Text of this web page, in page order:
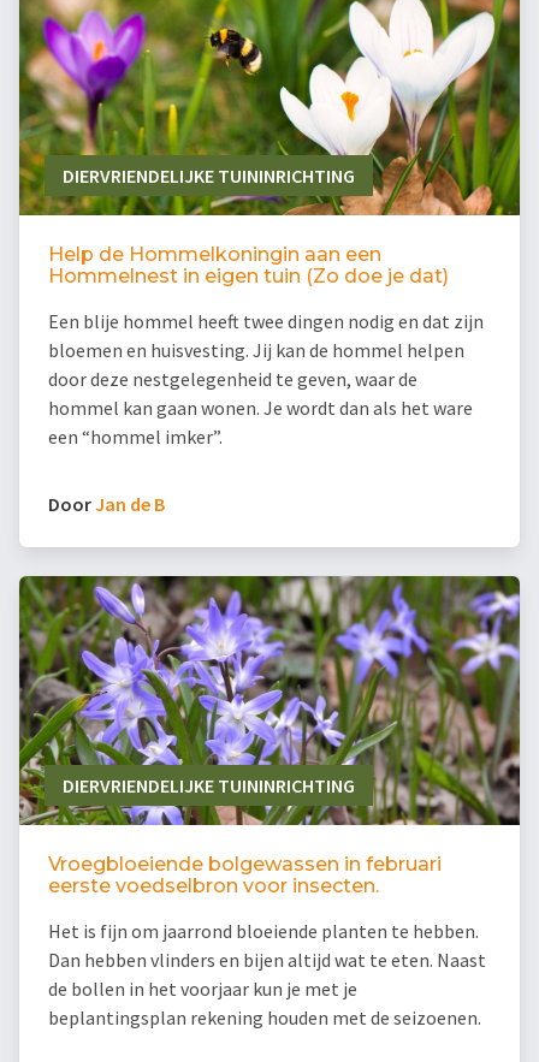
DIERVRIENDELIJKE TUININRICHTING
Help de Hommelkoningin aan een
Hommelnest in eigen tuin (Zo doe je dat)
Een blije hommel heeft twee dingen nodig en dat zijn
bloemen en huisvesting. Jij kan de hommel helpen
door deze nestgelegenheid te geven, waar de
hommel kan gaan wonen. Je wordt dan als het ware
een “hommel imker”.
DoorJan de B
DIERVRIENDELIJKE TUININRICHTING
Vroegbloeiende bolgewassen in februari
eerste voedselbron voor insecten.
Het is fijn om jaarrond bloeiende planten te hebben.
Dan hebben vlinders en bijen altijd wat te eten. Naast
de bollen in het voorjaar kun je met je
beplantingsplan rekening houden met de seizoenen.